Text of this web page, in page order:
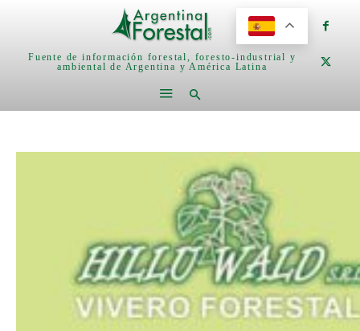
Fuente de información forestal, foresto-industrial y
ambiental de Argentina y América Latina